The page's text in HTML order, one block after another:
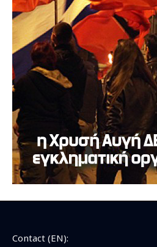
Contact (EN):